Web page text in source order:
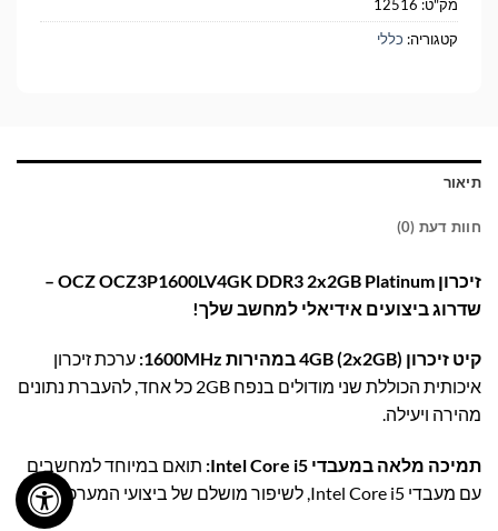
מק"ט: 12516
קטגוריה: כללי
תיאור
חוות דעת (0)
זיכרון OCZ OCZ3P1600LV4GK DDR3 2x2GB Platinum –
שדרוג ביצועים אידיאלי למחשב שלך!
קיט זיכרון 4GB (2x2GB) במהירות 1600MHz:
ערכת זיכרון
איכותית הכוללת שני מודולים בנפח 2GB כל אחד, להעברת נתונים
מהירה ויעילה.
תמיכה מלאה במעבדי Intel Core i5:
תואם במיוחד למחשבים
עם מעבדי Intel Core i5, לשיפור מושלם של ביצועי המערכת.